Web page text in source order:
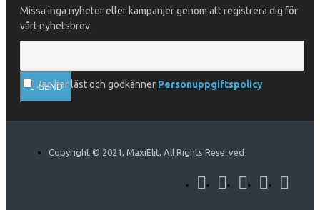
Missa inga nyheter eller kampanjer genom att registrera dig för
vårt nyhetsbrev.
SEND
Jag har läst och godkänner Personuppgiftspolicy
Copyright © 2021, MaxiElit, All Rights Reserved